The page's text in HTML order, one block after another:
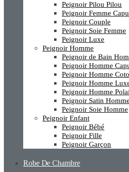
Peignoir Pilou Pilou
Peignoir Femme
Peignoir Couple
Peignoir Soie Femme
Peignoir Luxe
Peignoir Homme
Peignoir de Bain
Peignoir Homme
Peignoir Homme
Peignoir Homme
Peignoir Homme
Peignoir Satin Homme
Peignoir Soie Homme
Peignoir Enfant
Peignoir Bébé
Peignoir Fille
Peignoir Garçon
Robe De Chambre